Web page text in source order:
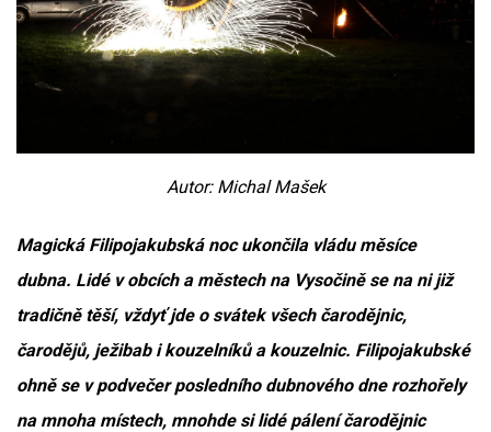
Autor: Michal Mašek
Magická Filipojakubská noc ukončila vládu měsíce
dubna. Lidé v obcích a městech na Vysočině se na ni již
tradičně těší, vždyť jde o svátek všech čarodějnic,
čarodějů, ježibab i kouzelníků a kouzelnic. Filipojakubské
ohně se v podvečer posledního dubnového dne rozhořely
na mnoha místech, mnohde si lidé pálení čarodějnic